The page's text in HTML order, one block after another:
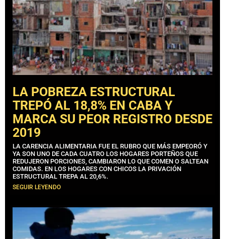
LA POBREZA ESTRUCTURAL
TREPÓ AL 18,8% EN CABA Y
MARCA SU PEOR REGISTRO DESDE
2019
LA CARENCIA ALIMENTARIA FUE EL RUBRO QUE MÁS EMPEORÓ Y
YA SON UNO DE CADA CUATRO LOS HOGARES PORTEÑOS QUE
REDUJERON PORCIONES, CAMBIARON LO QUE COMEN O SALTEAN
COMIDAS. EN LOS HOGARES CON CHICOS LA PRIVACIÓN
ESTRUCTURAL TREPA AL 20,6%.
SEGUIR LEYENDO